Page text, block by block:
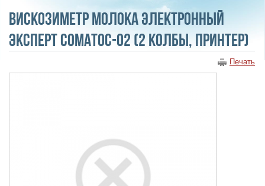
Вискозиметр молока электронный
Эксперт Соматос-02 (2 колбы, принтер)
Печать